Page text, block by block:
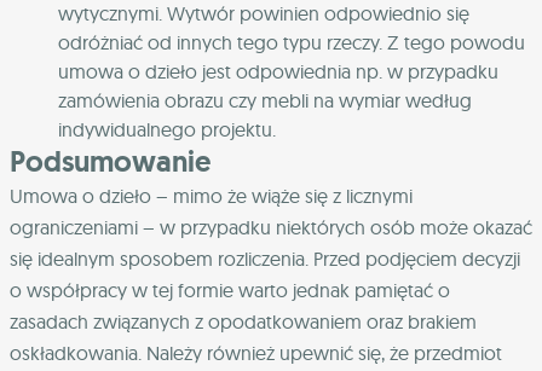
wytycznymi. Wytwór powinien odpowiednio się
odróżniać od innych tego typu rzeczy. Z tego powodu
umowa o dzieło jest odpowiednia np. w przypadku
zamówienia obrazu czy mebli na wymiar według
indywidualnego projektu.
Podsumowanie
Umowa o dzieło – mimo że wiąże się z licznymi
ograniczeniami – w przypadku niektórych osób może okazać
się idealnym sposobem rozliczenia. Przed podjęciem decyzji
o współpracy w tej formie warto jednak pamiętać o
zasadach związanych z opodatkowaniem oraz brakiem
oskładkowania. Należy również upewnić się, że przedmiot